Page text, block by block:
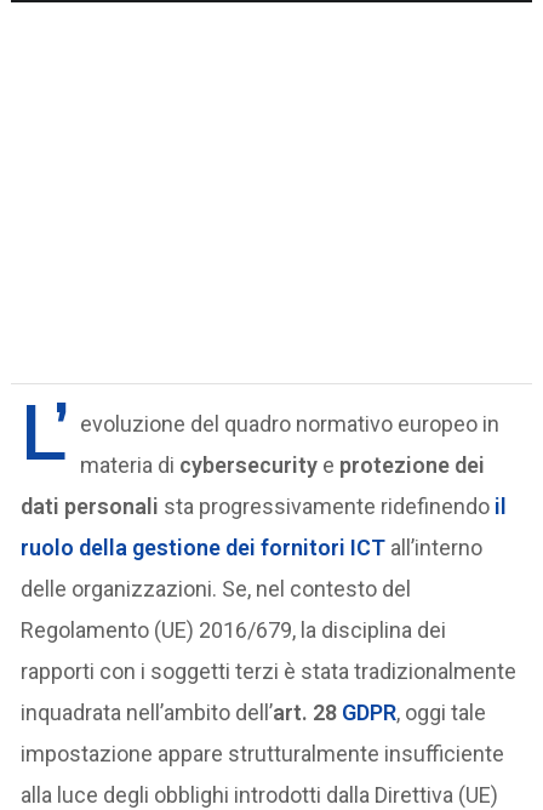
L’ evoluzione del quadro normativo europeo in
materia di cybersecurity e protezione dei
dati personali sta progressivamente ridefinendo il
ruolo della gestione dei fornitori ICT all’interno
delle organizzazioni. Se, nel contesto del
Regolamento (UE) 2016/679, la disciplina dei
rapporti con i soggetti terzi è stata tradizionalmente
inquadrata nell’ambito dell’art. 28 GDPR, oggi tale
impostazione appare strutturalmente insufficiente
alla luce degli obblighi introdotti dalla Direttiva (UE)